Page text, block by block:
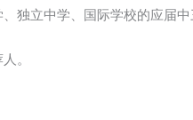
独立中学、国际学校的应届
。